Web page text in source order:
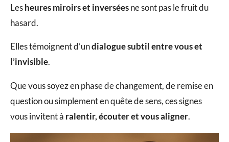
Les heures miroirs et inversées ne sont pas le fruit du
hasard.
Elles témoignent d’undialogue subtil entre vous et
l’invisible.
Que vous soyez en phase de changement, de remise en
question ou simplement en quête de sens, ces signes
vous invitent à ralentir, écouter et vous aligner.